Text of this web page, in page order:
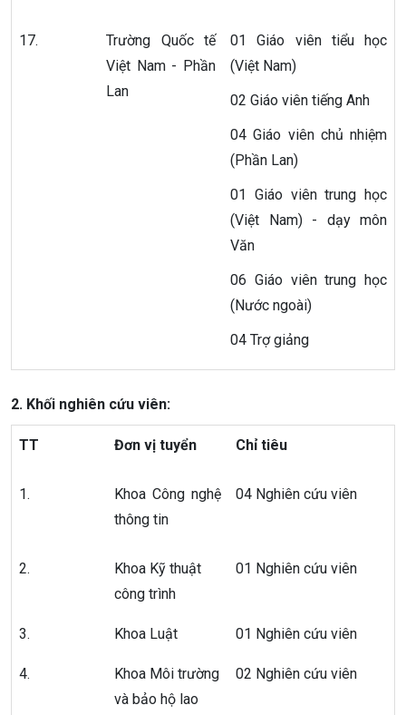
17.
Trường Quốc tế
Việt Nam - Phần
Lan
01 Giáo viên tiểu học
(Việt Nam)
02 Giáo viên tiếng Anh
04 Giáo viên chủ nhiệm
(Phần Lan)
01 Giáo viên trung học
(Việt Nam) - dạy môn
Văn
06 Giáo viên trung học
(Nước ngoài)
04 Trợ giảng
2. Khối nghiên cứu viên:
TT Đơn vị tuyển Chỉ tiêu
1.
Khoa Công nghệ
thông tin
04 Nghiên cứu viên
2.
Khoa Kỹ thuật
công trình
01 Nghiên cứu viên
3. Khoa Luật 01 Nghiên cứu viên
4.
Khoa Môi trường
và bảo hộ lao
02 Nghiên cứu viên